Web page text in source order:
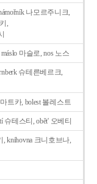
나모르주니크,
,
마슬로, nos 노스
슈테른베르크,
마트카, bolest 볼레스트
슈테스티, obět' 오베티
, knihovna 크니호브나,